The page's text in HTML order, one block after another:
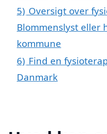
5) Oversigt over
Blommenslyst eller
kommune
6) Find en
Danmark